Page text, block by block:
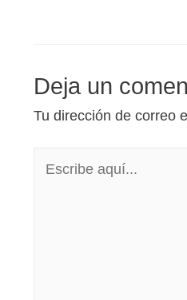
Deja un
Tu dirección de correo